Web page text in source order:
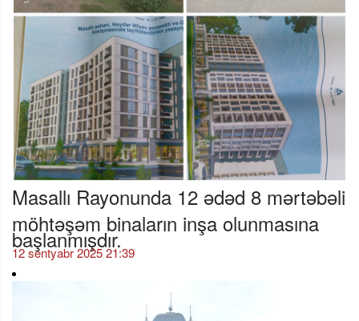
Masallı Rayonunda 12 ədəd 8 mərtəbəli
möhtəşəm binaların inşa olunmasına
başlanmışdır.
12 sentyabr 2025 21:39